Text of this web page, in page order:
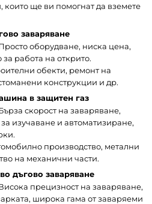
ще ви помогнат да вземете
заваряване
оборудване, ниска цена,
работа на открито.
обекти, ремонт на
конструкции и др.
в защитен газ
скорост на заваряване,
изучаване и автоматизиране,
производство, метални
на механични части.
дъгово заваряване
прецизност на заваряване,
широка гама от заваряеми